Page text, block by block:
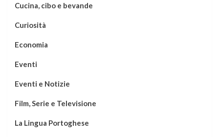
Cucina, cibo e bevande
Curiosità
Economia
Eventi
Eventi e Notizie
Film, Serie e Televisione
La Lingua Portoghese